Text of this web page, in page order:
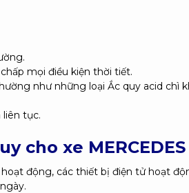
mọi điều kiện thời tiết.
như những loại Ắc quy acid chì
liên tục.
cho xe
động, các thiết bị điện tử hoạt